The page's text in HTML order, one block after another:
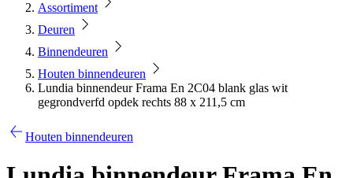
Assortiment
Deuren
Binnendeuren
Houten binnendeuren
Lundia binnendeur Frama En 2C04 blank glas wit
gegrondverfd opdek rechts 88 x 211,5 cm
Houten binnendeuren